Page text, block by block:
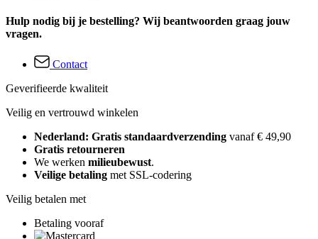
Hulp nodig bij je bestelling? Wij beantwoorden graag jouw
vragen.
Contact
Geverifieerde kwaliteit
Veilig en vertrouwd winkelen
Nederland: Gratis standaardverzending vanaf € 49,90
Gratis retourneren
We werken milieubewust.
Veilige betaling met SSL-codering
Veilig betalen met
Betaling vooraf